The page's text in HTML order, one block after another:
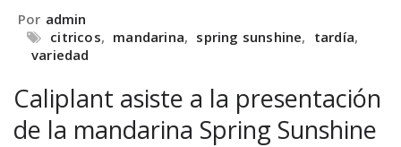
Por admin
citricos, mandarina, spring sunshine, tardía,
variedad
Caliplant asiste a la presentación
de la mandarina Spring Sunshine